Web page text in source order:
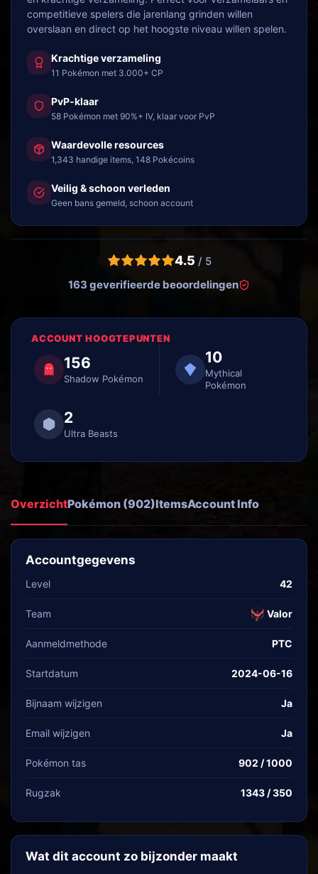
competitieve spelers die jarenlang grinden willen
overslaan en direct op het hoogste niveau willen spelen.
Krachtige verzameling
11 Pokémon met 3.000+ CP
PvP-klaar
58 Pokémon met 90%+ IV, klaar voor PvP
Waardevolle resources
1,343 handige items, 148 Pokécoins
Veilig & schoon verleden
Geen bans gemeld, schoon account
4.5 / 5
163 geverifieerde beoordelingen
ACCOUNT HOOGTEPUNTEN
156
Shadow Pokémon
10
Mythical
Pokémon
2
Ultra Beasts
OverzichtPokémon (902)ItemsAccount Info
Accountgegevens
Level 42
Team Valor
Aanmeldmethode PTC
Startdatum 2024-06-16
Bijnaam wijzigen Ja
Email wijzigen Ja
Pokémon tas 902 / 1000
Rugzak 1343 / 350
Wat dit account zo bijzonder maakt